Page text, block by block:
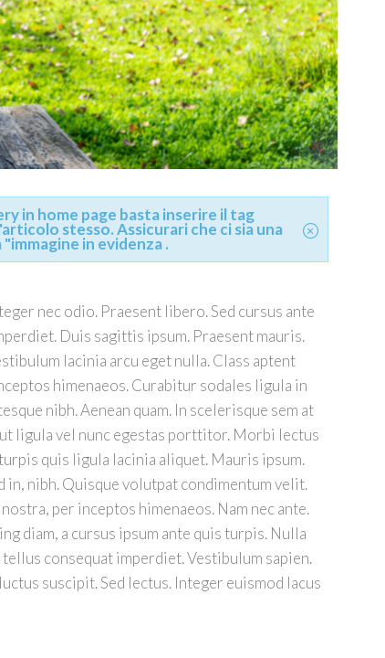
in home page basta inserire il tag
stesso. Assicurari che ci sia una
in evidenza .
nec odio. Praesent libero. Sed cursus ante
Duis sagittis ipsum. Praesent mauris.
lacinia arcu eget nulla. Class aptent
himenaeos. Curabitur sodales ligula in
nibh. Aenean quam. In scelerisque sem at
ligula vel nunc egestas porttitor. Morbi lectus
quis ligula lacinia aliquet. Mauris ipsum.
nibh. Quisque volutpat condimentum velit.
per inceptos himenaeos. Nam nec ante.
diam, a cursus ipsum ante quis turpis. Nulla
consequat imperdiet. Vestibulum sapien.
suscipit. Sed lectus. Integer euismod lacus